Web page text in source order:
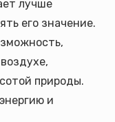
лучше
его значение.
природы.
и